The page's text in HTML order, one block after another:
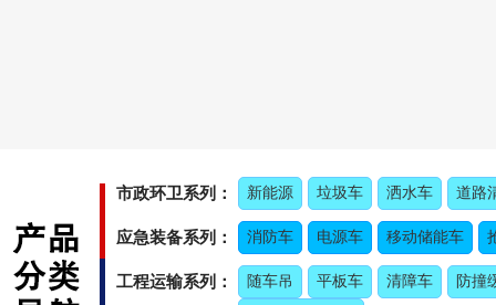
市政环卫系列： 新能源 垃圾车 洒水车 道路
应急装备系列： 消防车 电源车 移动储能车
工程运输系列： 随车吊 平板车 清障车
防撞